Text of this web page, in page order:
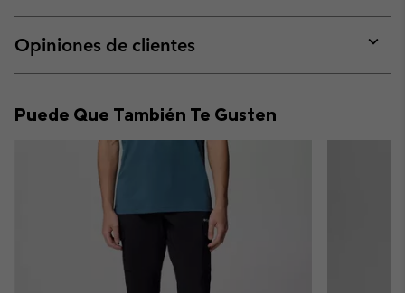
or
Opiniones de clientes
or
Puede Que También Te Gusten